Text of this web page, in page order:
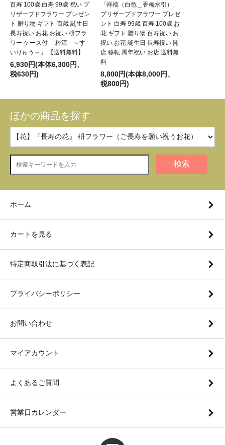
百寿 100歳 白寿 99歳 祝い プ
リザーブドフラワー プレゼン
ト 贈り物 ギフト 百歳 誕生日
長寿祝い お花 お祝い 枡フラ
ワー ケース付 「粋流 ～す
いりゅう～」 【送料無料】
6,930円(本体6,300円、
税630円)
「祥福（白色＿香梅水引）」
プリザーブドフラワー プレゼ
ント 白寿 99歳 百寿 100歳 お
花 ギフト 贈り物 百寿祝い お
祝い お花 誕生日 長寿祝い 開
店 移転 周年祝い お店 送料無
料
8,800円(本体8,000円、
税800円)
ほかの商品を探す
検索
ホーム
カートを見る
特定商取引法に基づく表記
プライバシーポリシー
お問い合わせ
マイアカウント
よくあるご質問
営業日カレンダー